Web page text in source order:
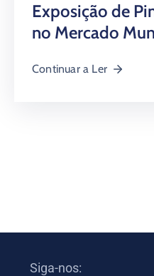
Exposição de
no Mercado
Continuar a Ler
Siga-nos: